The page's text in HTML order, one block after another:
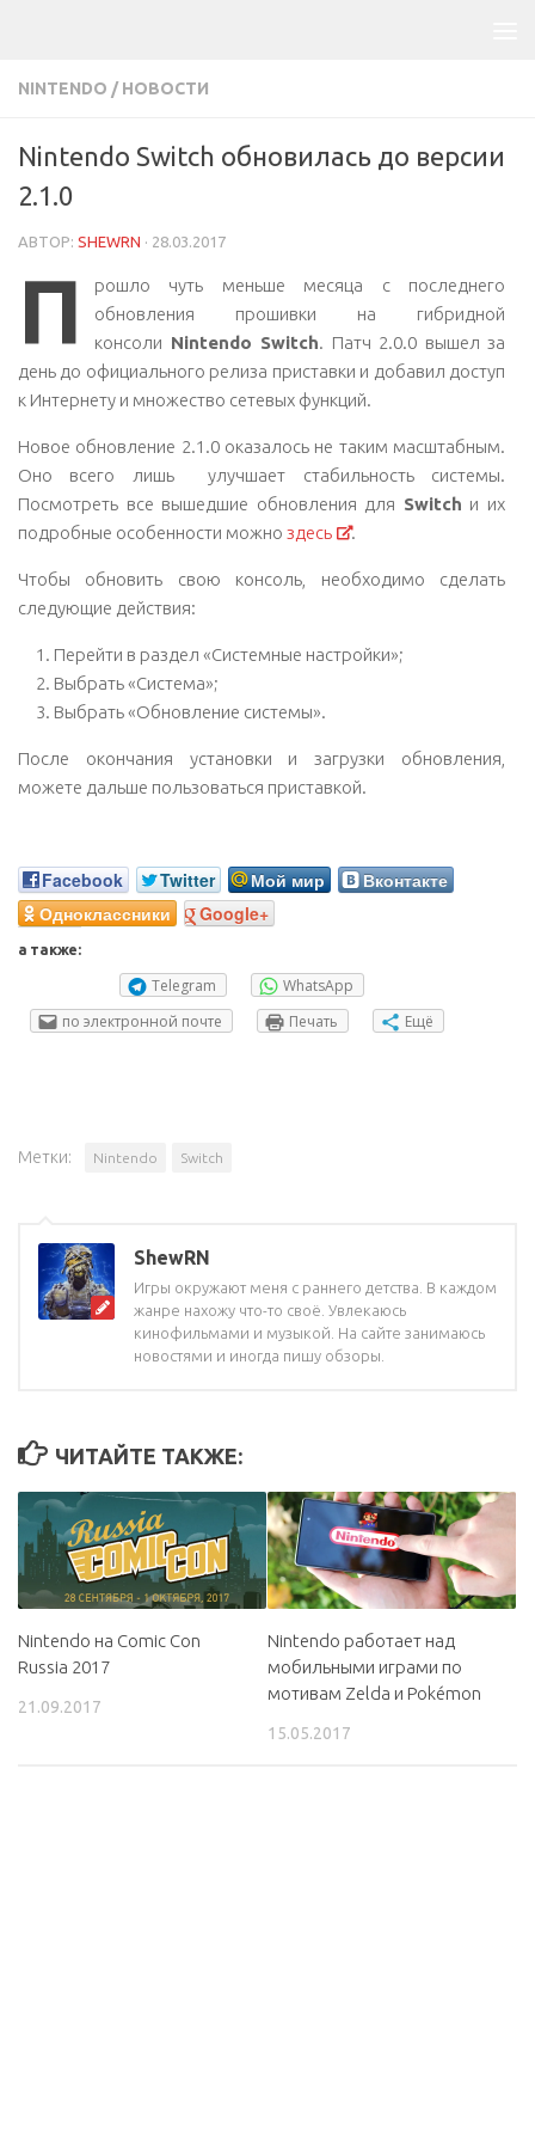
NINTENDO / НОВОСТИ
Nintendo Switch обновилась до версии
2.1.0
АВТОР: SHEWRN · 28.03.2017
П
рошло чуть меньше месяца с последнего
обновления прошивки на гибридной
консоли Nintendo Switch. Патч 2.0.0 вышел за
день до официального релиза приставки и добавил доступ
к Интернету и множество сетевых функций.
Новое обновление 2.1.0 оказалось не таким масштабным.
Оно всего лишь улучшает стабильность системы.
Посмотреть все вышедшие обновления для Switch и их
подробные особенности можно здесь .
Чтобы обновить свою консоль, необходимо сделать
следующие действия:
Перейти в раздел «Системные настройки»;
Выбрать «Система»;
Выбрать «Обновление системы».
После окончания установки и загрузки обновления,
можете дальше пользоваться приставкой.
Facebook Twitter Мой мир
Вконтакте
Одноклассники
Google+
а также:
Telegram
WhatsApp
по электронной почте
Печать Ещё
Метки: Nintendo Switch
ShewRN
Игры окружают меня с раннего детства. В каждом
жанре нахожу что-то своё. Увлекаюсь
кинофильмами и музыкой. На сайте занимаюсь
новостями и иногда пишу обзоры.
ЧИТАЙТЕ ТАКЖЕ:
Nintendo на Comic Con
Russia 2017
21.09.2017
Nintendo работает над
мобильными играми по
мотивам Zelda и Pokémon
15.05.2017